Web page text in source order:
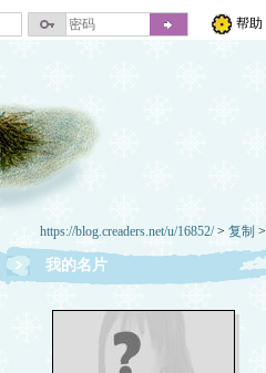
帮助
https://blog.creaders.net/u/16852/> 复制 >
我的名片